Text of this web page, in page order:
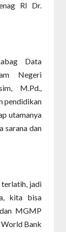
RI Dr.
Data
Negeri
M.Pd.,
pendidikan
utamanya
sarana dan
terlatih, jadi
kita bisa
MGMP
World Bank